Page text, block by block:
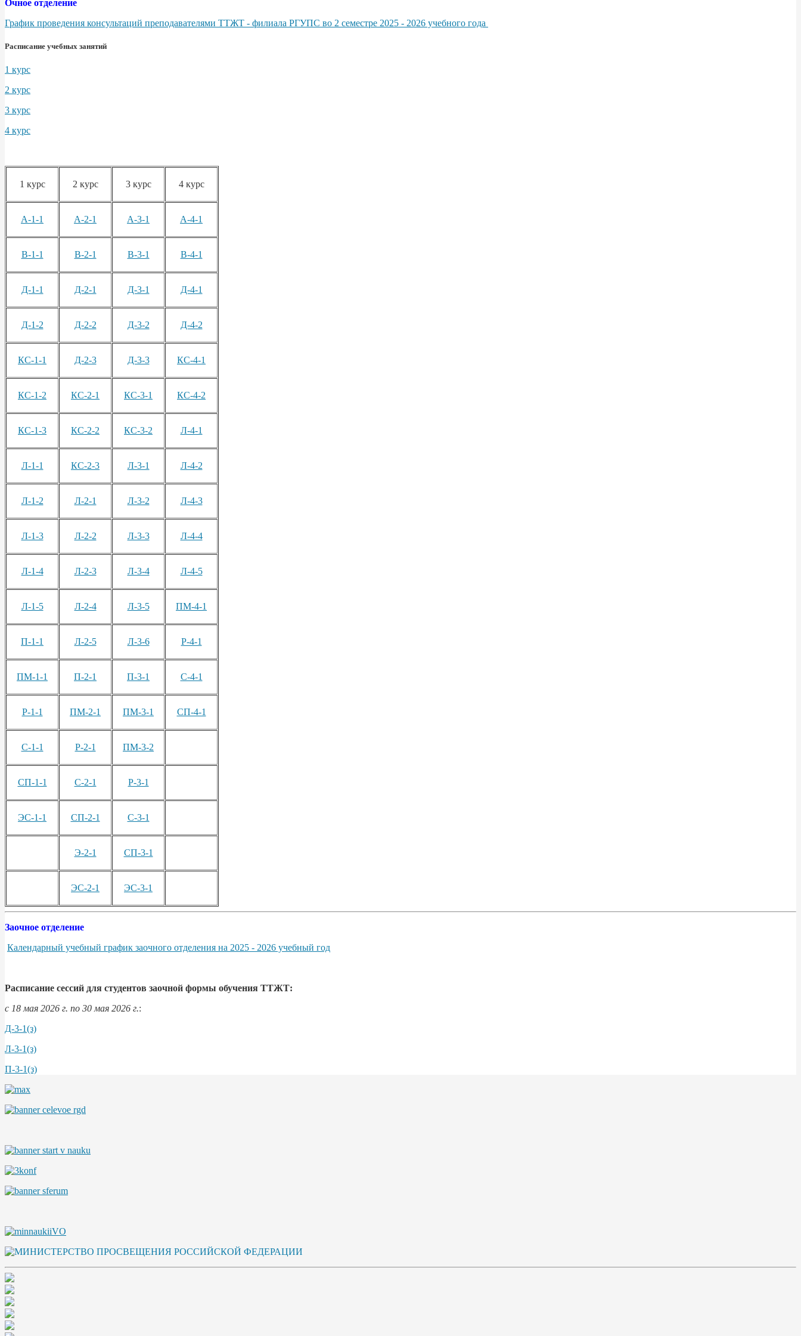
Очное отделение
График проведения консультаций преподавателями ТТЖТ - филиала РГУПС во 2 семестре 2025 - 2026 учебного года
Расписание учебных занятий
1 курс
2 курс
3 курс
4 курс
1 курс 2 курс 3 курс 4 курс
А-1-1 А-2-1 А-3-1 А-4-1
В-1-1 В-2-1 В-3-1 В-4-1
Д-1-1 Д-2-1 Д-3-1 Д-4-1
Д-1-2 Д-2-2 Д-3-2 Д-4-2
КС-1-1 Д-2-3 Д-3-3 КС-4-1
КС-1-2 КС-2-1 КС-3-1 КС-4-2
КС-1-3 КС-2-2 КС-3-2 Л-4-1
Л-1-1 КС-2-3 Л-3-1 Л-4-2
Л-1-2 Л-2-1 Л-3-2 Л-4-3
Л-1-3 Л-2-2 Л-3-3 Л-4-4
Л-1-4 Л-2-3 Л-3-4 Л-4-5
Л-1-5 Л-2-4 Л-3-5 ПМ-4-1
П-1-1 Л-2-5 Л-3-6 Р-4-1
ПМ-1-1 П-2-1 П-3-1 С-4-1
Р-1-1 ПМ-2-1 ПМ-3-1 СП-4-1
С-1-1 Р-2-1 ПМ-3-2
СП-1-1 С-2-1 Р-3-1
ЭС-1-1 СП-2-1 С-3-1
Э-2-1 СП-3-1
ЭС-2-1 ЭС-3-1
Заочное отделение
Календарный учебный график заочного отделения на 2025 - 2026 учебный год
Расписание сессий для студентов заочной формы обучения ТТЖТ:
с 18 мая 2026 г. по 30 мая 2026 г.:
Д-3-1(з)
Л-3-1(з)
П-3-1(з)